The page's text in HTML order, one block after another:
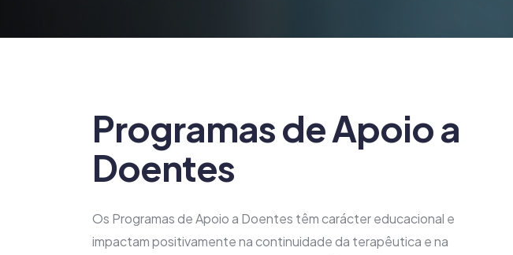
Programas de Apoio a
Doentes
Os Programas de Apoio a Doentes têm carácter educacional e
impactam positivamente na continuidade da terapêutica e na